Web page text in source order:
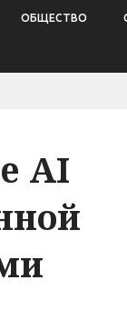
ОБЩЕСТВО
AI